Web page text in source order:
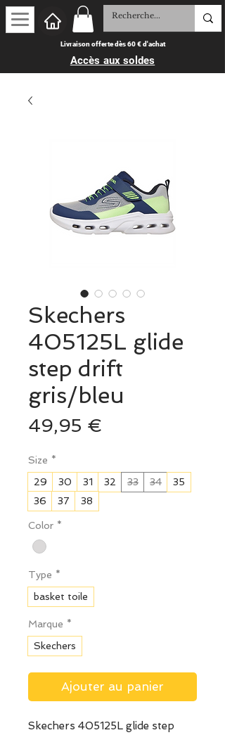
Livraison offerte dès 60 € d'achat
Accès aux soldes
Skechers
405125L glide
step drift
gris/bleu
49,95 €
Size *
29
30 31 32 33 34
35
36
37 38
Color *
Type *
basket toile
Marque *
Skechers
Ajouter au panier
Skechers 405125L glide step